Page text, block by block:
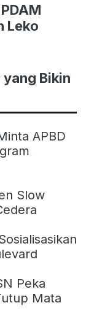
Leko
yang Bikin
APBD
Slow
Peka
Mata